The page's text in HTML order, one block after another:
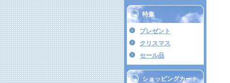
特集
プレゼント
クリスマス
セール品
ショッピングカート